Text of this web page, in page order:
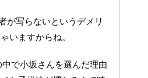
が写らないというデメリ
いますからね。
で小坂さんを選んだ理由